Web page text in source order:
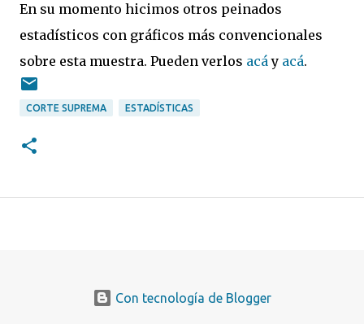
En su momento hicimos otros peinados
estadísticos con gráficos más convencionales
sobre esta muestra. Pueden verlos acáy acá.
CORTE SUPREMA ESTADÍSTICAS
Con tecnología de Blogger